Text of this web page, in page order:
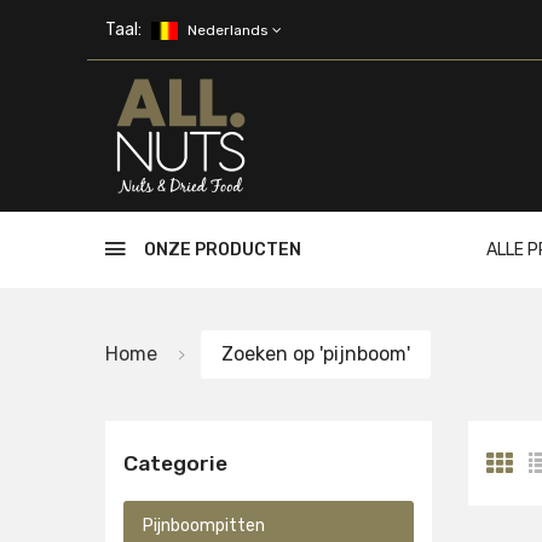
Taal: Nederlands
ONZE PRODUCTEN ALLE
Home Zoeken op 'pijnboom'
Categorie
Pijnboompitten